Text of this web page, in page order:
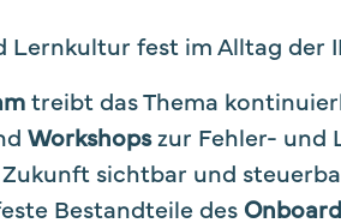
Lernkultur fest im Alltag der
treibt das Thema
Workshopszur Fehler- und
sichtbar und
Bestandteile des